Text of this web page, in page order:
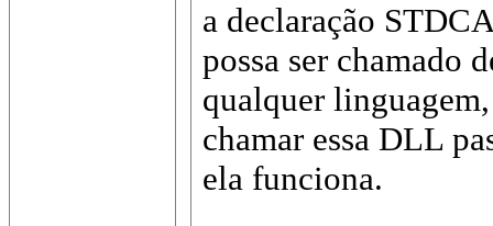
a declaração
possa ser chamado
qualquer
chamar essa DLL
ela funciona.